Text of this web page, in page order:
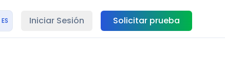
ES Iniciar Sesión Solicitar prueba